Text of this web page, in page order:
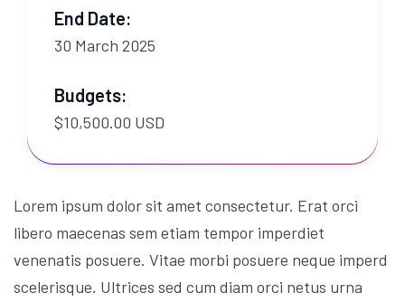
End Date:
30 March 2025
Budgets:
$10,500.00 USD
Lorem ipsum dolor sit amet consectetur. Erat orci
libero maecenas sem etiam tempor imperdiet
venenatis posuere. Vitae morbi posuere neque imperd
scelerisque. Ultrices sed cum diam orci netus urna